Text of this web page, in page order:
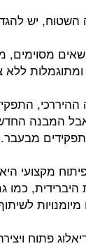
יש
מסוימים,
ללא
המבנה
תפקידים מבעבר.
מקצועי
כמו
פתוח